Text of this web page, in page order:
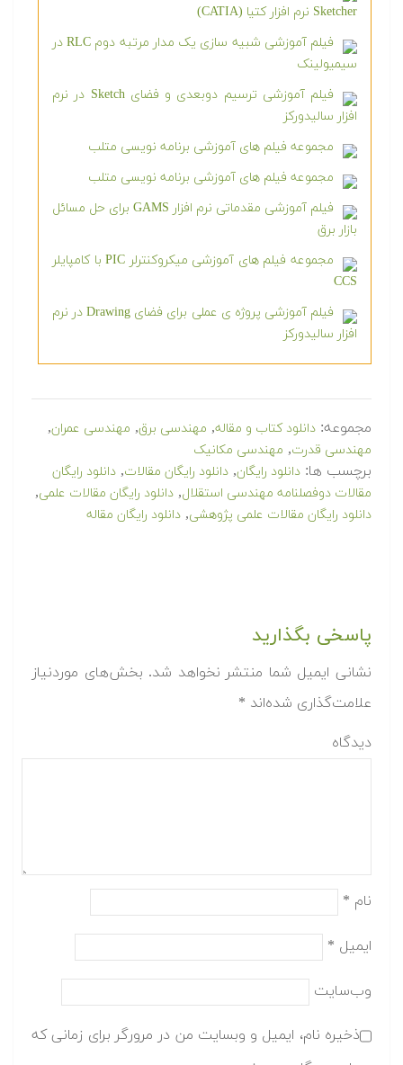
Sketcher نرم افزار کتیا (CATIA)
فیلم آموزشی شبیه سازی یک مدار مرتبه دوم RLC در
سیمیولینک
فیلم آموزشی ترسیم دوبعدی و فضای Sketch در نرم
افزار سالیدورکز
مجموعه فیلم های آموزشی برنامه نویسی متلب
مجموعه فیلم های آموزشی برنامه نویسی متلب
فیلم آموزشی مقدماتی نرم افزار GAMS برای حل مسائل
بازار برق
مجموعه فیلم های آموزشی میکروکنترلر PIC با کامپایلر
CCS
فیلم آموزشی پروژه ی عملی برای فضای Drawing در نرم
افزار سالیدورکز
مجموعه: دانلود کتاب و مقاله, مهندسی برق, مهندسی عمران,
مهندسی قدرت, مهندسی مکانیک
برچسب ها: دانلود رایگان, دانلود رایگان مقالات, دانلود رایگان
مقالات دوفصلنامه مهندسی استقلال, دانلود رایگان مقالات علمی,
دانلود رایگان مقالات علمی پژوهشی, دانلود رایگان مقاله
پاسخی بگذارید
نشانی ایمیل شما منتشر نخواهد شد. بخش‌های موردنیاز
علامت‌گذاری شده‌اند *
دیدگاه
نام *
ایمیل *
وب‌سایت
ذخیره نام، ایمیل و وبسایت من در مرورگر برای زمانی که